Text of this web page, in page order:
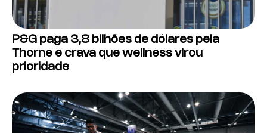
P&G paga 3,8 bilhões de dólares pela
Thorne e crava que wellness virou
prioridade